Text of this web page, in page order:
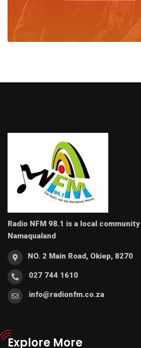
Radio NFM 98.1 is a local
Namaqualand
NO. 2 Main Road, Okiep, 8270
027 744 1610
info@radionfm.co.za
Explore More